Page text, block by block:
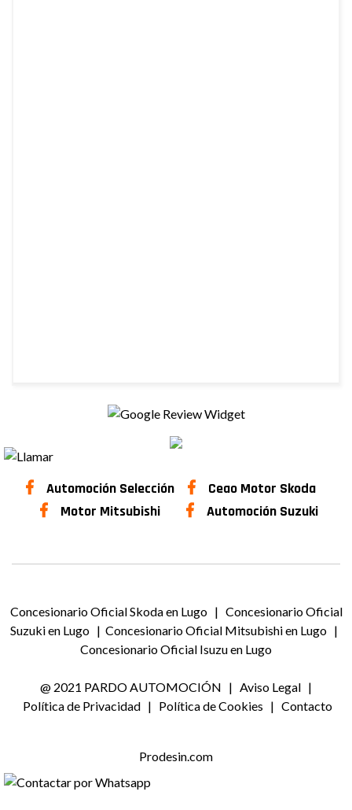
Automoción Selección
Ceao Motor Skoda
Motor Mitsubishi
Automoción Suzuki
Concesionario Oficial Skoda en Lugo | Concesionario Oficial
Suzuki en Lugo| Concesionario Oficial Mitsubishi en Lugo|
Concesionario Oficial Isuzu en Lugo
@ 2021 PARDO AUTOMOCIÓN | Aviso Legal |
Política de Privacidad| Política de Cookies | Contacto
Prodesin.com